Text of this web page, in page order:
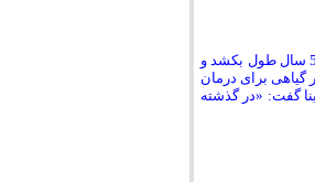
راضیه دیندارلو از روش‌های داروسازی به دو روش صنعتی و سنتی اشاره کرد و گفت که روش سنتی ممکن است حدود 50 سال طول بکشد و
داریم که اگر گیاهی برای درمان
ابن سینا گفت: «در گذشته